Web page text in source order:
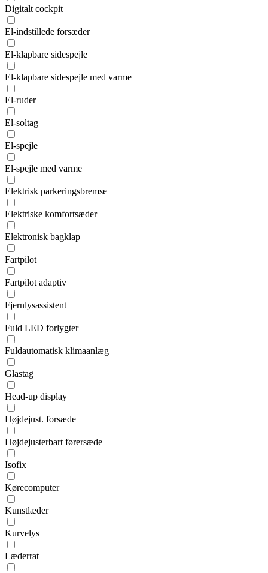
Digitalt cockpit
El-indstillede forsæder
El-klapbare sidespejle
El-klapbare sidespejle med varme
El-ruder
El-soltag
El-spejle
El-spejle med varme
Elektrisk parkeringsbremse
Elektriske komfortsæder
Elektronisk bagklap
Fartpilot
Fartpilot adaptiv
Fjernlysassistent
Fuld LED forlygter
Fuldautomatisk klimaanlæg
Glastag
Head-up display
Højdejust. forsæde
Højdejusterbart førersæde
Isofix
Kørecomputer
Kunstlæder
Kurvelys
Læderrat